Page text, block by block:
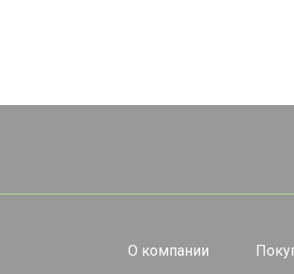
О компании